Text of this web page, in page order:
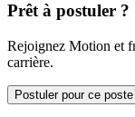
Prêt à postuler ?
Rejoignez Motion et
carrière.
Postuler pour ce poste